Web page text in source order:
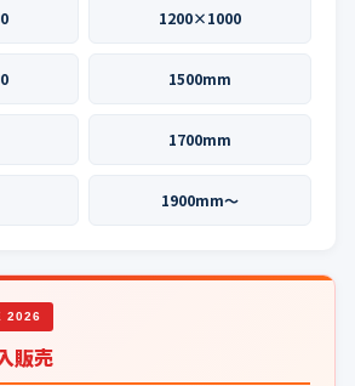
1200×1000
1500mm
1700mm
1900mm〜
2026
販売